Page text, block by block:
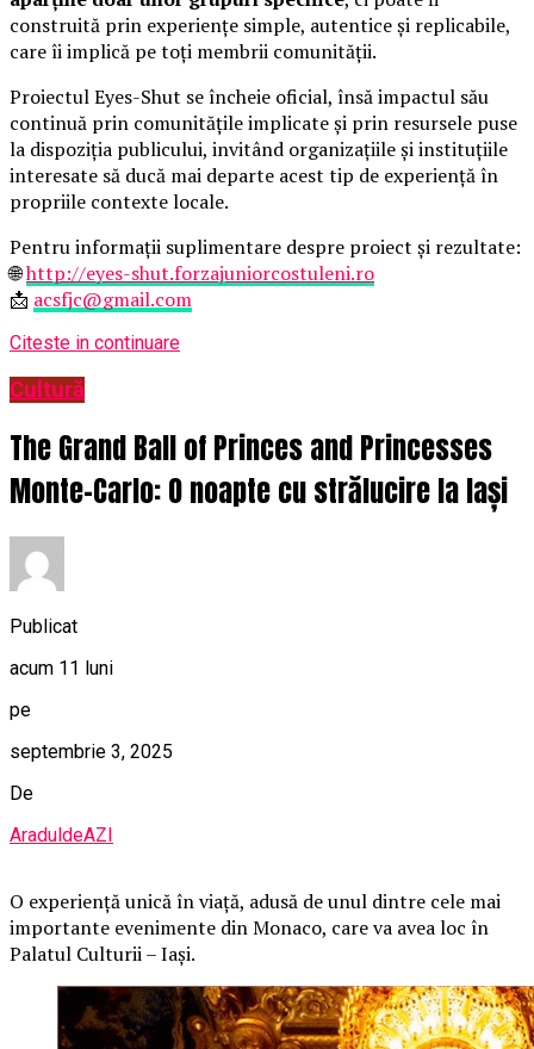
construită prin experiențe simple, autentice și replicabile,
care îi implică pe toți membrii comunității.
Proiectul Eyes-Shut se încheie oficial, însă impactul său
continuă prin comunitățile implicate și prin resursele puse
la dispoziția publicului, invitând organizațiile și instituțiile
interesate să ducă mai departe acest tip de experiență în
propriile contexte locale.
Pentru informații suplimentare despre proiect și rezultate:
🌐http://eyes-shut.forzajuniorcostuleni.ro
📩 acsfjc@gmail.com
Citeste in continuare
Cultură
The Grand Ball of Princes and Princesses
Monte-Carlo: O noapte cu strălucire la Iași
Publicat
acum 11 luni
pe
septembrie 3, 2025
De
AraduldeAZI
O experiență unică în viață, adusă de unul dintre cele mai
importante evenimente din Monaco, care va avea loc în
Palatul Culturii – Iași.